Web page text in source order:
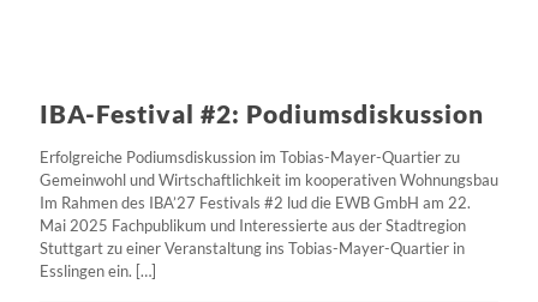
Im Rahmen des IBA’27 Festivals #2 lud die EWB GmbH am 22.
Stuttgart zu einer Veranstaltung ins Tobias-Mayer-Quartier in
Esslingen ein.[…]
Mehr erfahren
IBA-Festival #2: Podiumsdiskussion
Erfolgreiche Podiumsdiskussion im Tobias-Mayer-Quartier zu
Gemeinwohl und Wirtschaftlichkeit im kooperativen Wohnungsbau
Im Rahmen des IBA’27 Festivals #2 lud die EWB GmbH am 22.
Mai 2025 Fachpublikum und Interessierte aus der Stadtregion
Stuttgart zu einer Veranstaltung ins Tobias-Mayer-Quartier in
Esslingen ein. […]